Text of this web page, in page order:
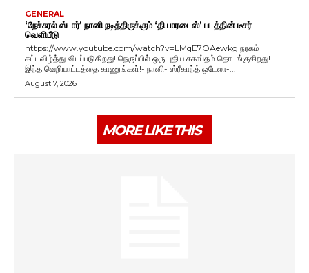
GENERAL
‘நேச்சுரல் ஸ்டார்’ நானி நடித்திருக்கும் ‘தி பாரடைஸ்’ படத்தின் டீசர்
வெளியீடு
https://www.youtube.com/watch?v=LMqE7OAewkg நரகம்
கட்டவிழ்த்து விடப்படுகிறது! நெருப்பில் ஒரு புதிய சகாப்தம் தொடங்குகிறது!
இந்த வெறியாட்டத்தை காணுங்கள்!- நானி- ஸ்ரீகாந்த் ஒடேலா-...
August 7, 2026
MORE LIKE THIS